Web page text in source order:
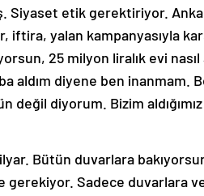
Siyaset etik gerektiriyor.
yalan kampanyasıyla
25 milyon liralık evi nasıl
aldım diyene ben inanmam.
değil diyorum. Bizim
Bütün duvarlara
gerekiyor. Sadece duvarlara